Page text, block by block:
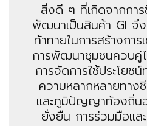
สิ่งดี ๆ ที่เกิดจากการ
พัฒนาเป็นสินค้า GI จึง
ท้าทายในการสร้างกา
การพัฒนาชุมชนควบคู่
การจัดการใช้ประโยช
ความหลากหลายทา
และภูมิปัญญาท้องถิ่น
ยั่งยืน การร่วมมือและ